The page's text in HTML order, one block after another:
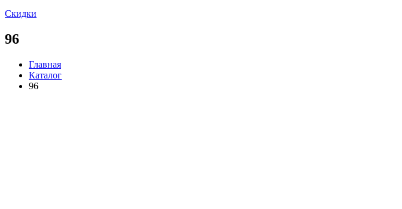
Скидки
96
Главная
Каталог
96